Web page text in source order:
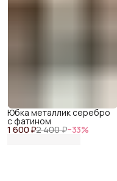
1 600 ₽2 400 ₽−33%
Юбка металлик серебро
с фатином